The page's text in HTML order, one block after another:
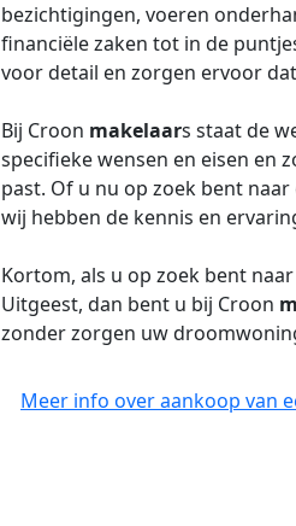
bezichtigingen, voeren
financiële zaken tot in de
voor detail en zorgen ervoor
Bij Croon makelaars staat de
specifieke wensen en eisen en
past. Of u nu op zoek bent
wij hebben de kennis en
Kortom, als u op zoek bent
Uitgeest, dan bent u bij Croon
zonder zorgen uw
Meer info over aankoop van